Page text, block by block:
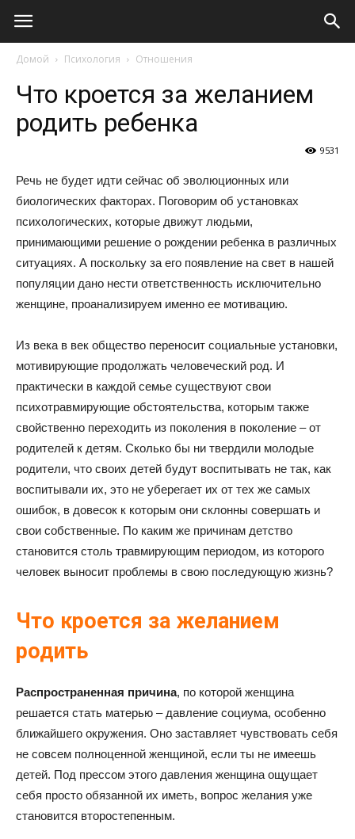
Виолайф
Домой Психология Отношения
Что кроется за желанием
родить ребенка
9531
Речь не будет идти сейчас об эволюционных или
биологических факторах. Поговорим об установках
психологических, которые движут людьми,
принимающими решение о рождении ребенка в различных
ситуациях. А поскольку за его появление на свет в нашей
популяции дано нести ответственность исключительно
женщине, проанализируем именно ее мотивацию.
Из века в век общество переносит социальные установки,
мотивирующие продолжать человеческий род. И
практически в каждой семье существуют свои
психотравмирующие обстоятельства, которым также
свойственно переходить из поколения в поколение – от
родителей к детям. Сколько бы ни твердили молодые
родители, что своих детей будут воспитывать не так, как
воспитывали их, это не уберегает их от тех же самых
ошибок, в довесок к которым они склонны совершать и
свои собственные. По каким же причинам детство
становится столь травмирующим периодом, из которого
человек выносит проблемы в свою последующую жизнь?
Что кроется за желанием
родить
Распространенная причина, по которой женщина
решается стать матерью – давление социума, особенно
ближайшего окружения. Оно заставляет чувствовать себя
не совсем полноценной женщиной, если ты не имеешь
детей. Под прессом этого давления женщина ощущает
себя просто обязанной их иметь, вопрос желания уже
становится второстепенным.